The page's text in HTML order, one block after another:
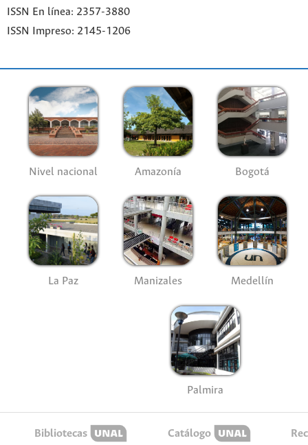
ISSN En línea: 2357-3880
ISSN Impreso: 2145-1206
Nivel nacional Amazonía Bogotá
La Paz Manizales Medellín
Palmira
Bibliotecas Catálogo